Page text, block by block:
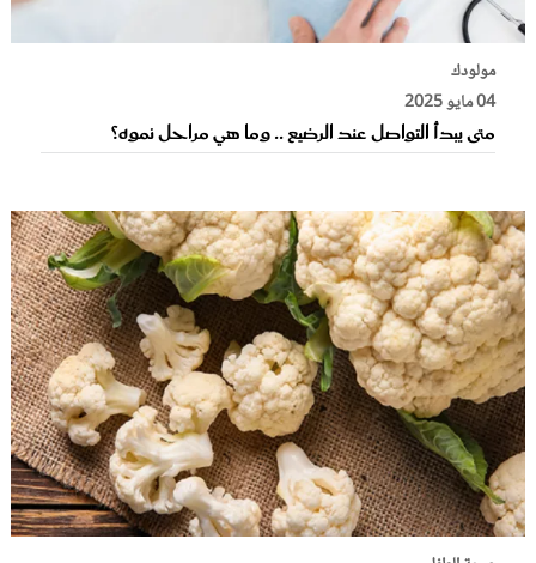
مولودك
04 مايو 2025
متى يبدأ التواصل عند الرضيع .. وما هي مراحل نموه؟